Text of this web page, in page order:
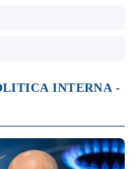
INTERNA -